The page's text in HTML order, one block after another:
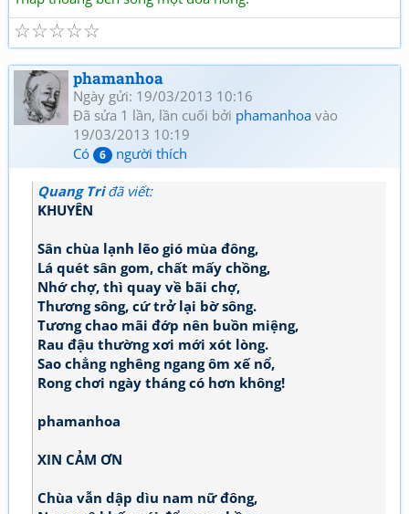
☆
☆
☆
☆
☆
phamanhoa
Ngày gửi: 19/03/2013 10:16
Đã sửa 1 lần, lần cuối bởi phamanhoa vào
19/03/2013 10:19
Có
6 người thích
Quang Triđã viết:
KHUYÊN
Sân chùa lạnh lẽo gió mùa đông,
Lá quét sân gom, chất mấy chồng,
Nhớ chợ, thì quay về bãi chợ,
Thương sông, cứ trở lại bờ sông.
Tương chao mãi đớp nên buồn miệng,
Rau đậu thường xơi mới xót lòng.
Sao chẳng nghêng ngang ôm xế nổ,
Rong chơi ngày tháng có hơn không!
phamanhoa
XIN CẢM ƠN
Chùa vẫn dập dìu nam nữ đông,